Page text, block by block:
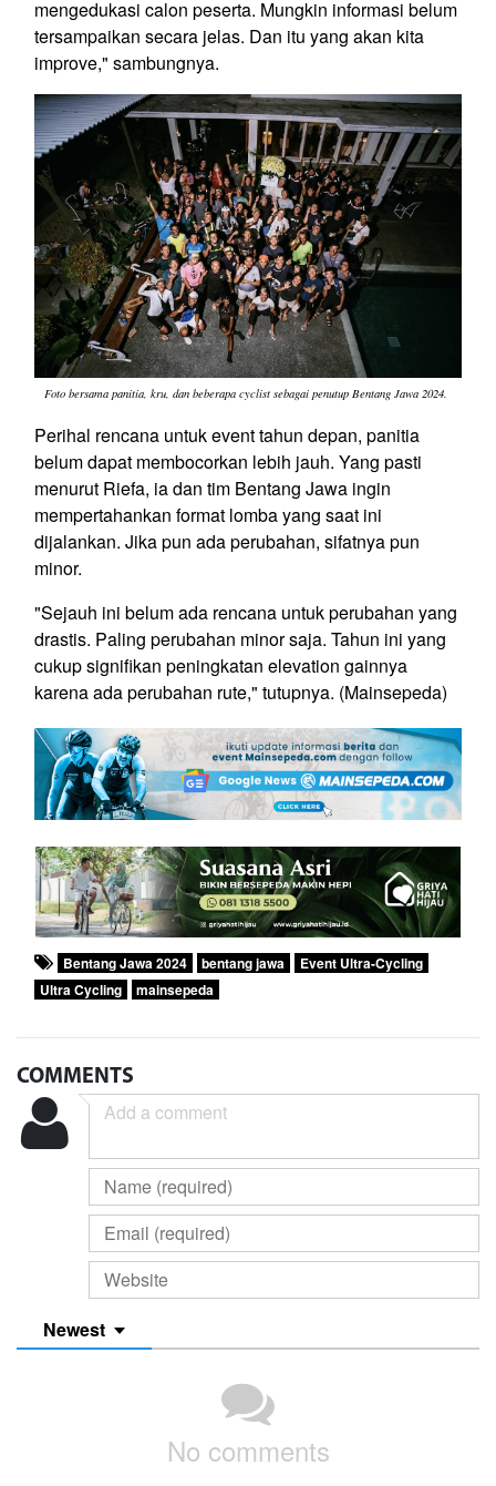
mengedukasi calon peserta. Mungkin informasi belum
tersampaikan secara jelas. Dan itu yang akan kita
improve," sambungnya.
Foto bersama panitia, kru, dan beberapa cyclist sebagai penutup Bentang Jawa 2024.
Perihal rencana untuk event tahun depan, panitia
belum dapat membocorkan lebih jauh. Yang pasti
menurut Riefa, ia dan tim Bentang Jawa ingin
mempertahankan format lomba yang saat ini
dijalankan. Jika pun ada perubahan, sifatnya pun
minor.
"Sejauh ini belum ada rencana untuk perubahan yang
drastis. Paling perubahan minor saja. Tahun ini yang
cukup signifikan peningkatan elevation gainnya
karena ada perubahan rute," tutupnya. (Mainsepeda)
Bentang Jawa 2024 bentang jawa
Event Ultra-Cycling
Ultra Cycling
mainsepeda
COMMENTS
Newest
No comments